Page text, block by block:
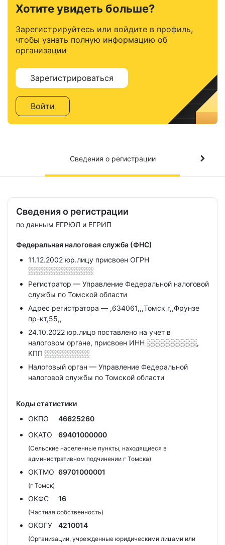
Хотите увидеть больше?
Зарегистрируйтесь или войдите в профиль,
чтобы узнать полную информацию об
организации
Зарегистрироваться
Войти
Сведения о регистрации
Сведения о регистрации
по данным ЕГРЮЛ и ЕГРИП
Федеральная налоговая служба (ФНС)
11.12.2002 юр.лицу присвоен ОГРН
░░░░░░░░░░░░░
Регистратор — Управление Федеральной налоговой
службы по Томской области
Адрес регистратора — ,634061,,,Томск г,,Фрунзе
пр-кт,55,,
24.10.2022 юр.лицо поставлено на учет в
налоговом органе, присвоен ИНН ░░░░░░░░░░,
КПП ░░░░░░░░░
Налоговый орган — Управление Федеральной
налоговой службы по Томской области
Коды статистики
ОКПО
46625260
ОКАТО
69401000000
(Сельские населенные пункты, находящиеся в
административном подчинении г Томска)
ОКТМО 69701000001
(г Томск)
ОКФС 16
(Частная собственность)
ОКОГУ 4210014
(Организации, учрежденные юридическими лицами или